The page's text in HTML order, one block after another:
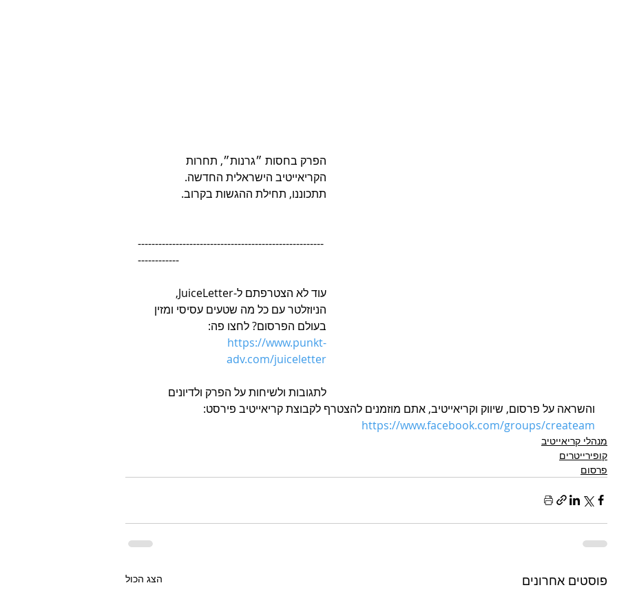
הפרק בחסות ״גרנות״, תחרות
הקריאייטיב הישראלית החדשה.
תתכוננו, תחילת ההגשות בקרוב.
------------------------------------------------------
------------
עוד לא הצטרפתם ל-JuiceLetter,
הניוזלטר עם כל מה שטעים עסיסי ומזין
בעולם הפרסום? לחצו פה:
https://www.punkt-
adv.com/juiceletter
לתגובות ולשיחות על הפרק ולדיונים
והשראה על פרסום, שיווק וקריאייטיב, אתם מוזמנים להצטרף לקבוצת קריאייטיב פירסט:
https://www.facebook.com/groups/createam
מנהלי קריאייטיב
קופירייטרים
פרסום
פוסטים אחרונים הצג הכול